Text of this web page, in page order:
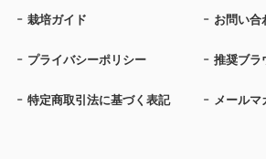
栽培ガイド お問い合
プライバシーポリシー 推奨ブラ
特定商取引法に基づく表記 メールマ